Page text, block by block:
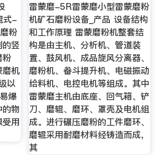
式-
粉
的竖
粉
磨机
以
爆
物
用
雷蒙磨-5R雷蒙磨小型雷蒙磨粉
机矿石磨粉设备_产品 设备结构
和工作原理 雷蒙磨粉机整套结
构是由主机、分析机、管道装
置、鼓风机、成品旋风分离器、
磨粉机、畚斗提升机、电磁振动
给料机、电控电机等组成。其中
雷蒙磨主机由底座、回气箱、铲
刀、磨辊、磨环、罩壳及电机组
成。进行碾压磨粉的工件磨环、
磨辊采用耐磨材料经铸造而成，
其